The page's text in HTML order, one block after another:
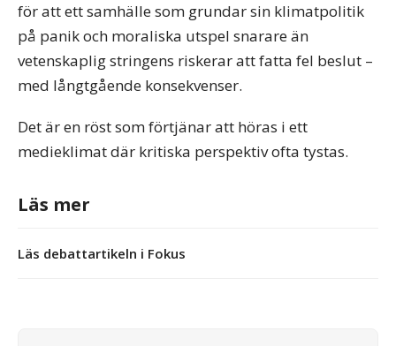
för att ett samhälle som grundar sin klimatpolitik
på panik och moraliska utspel snarare än
vetenskaplig stringens riskerar att fatta fel beslut –
med långtgående konsekvenser.
Det är en röst som förtjänar att höras i ett
medieklimat där kritiska perspektiv ofta tystas.
Läs mer
Läs debattartikeln i Fokus